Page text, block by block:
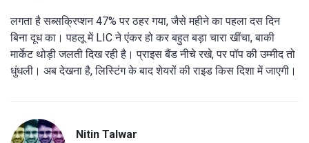
लगता है सब्सक्रिप्शन 47% पर ठहर गया, जैसे महीने का पहला दस दिन
बिना दूध का। पहलू में LIC ने एंकर हो कर बहुत बड़ा चारा खींचा, बाकी
मार्केट थोड़ी जलती दिख रही है। प्राइस बैंड नीचे रखे, पर पॉप की उम्मीद तो
धुंधली। अब देखना है, लिस्टिंग के बाद शेयरों की राइड किस दिशा में जाएगी।
Nitin Talwar